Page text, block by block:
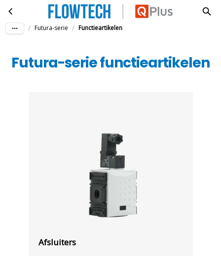
Ga naar hoofdinhoudFutura-serie functieartikelen
/ Futura-serie / Functieartikelen
Futura-serie functieartikelen
Afsluiters